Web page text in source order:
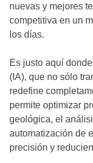
nuevas y mejores
competitiva en un
los días.
Es justo aquí
(IA), que no sólo
redefine
permite optimizar
geológica, el
automatización de
precisión y